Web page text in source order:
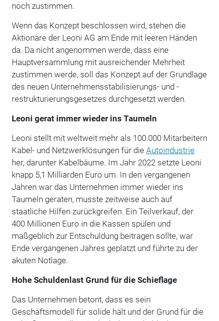
noch zustimmen.
Wenn das Konzept beschlossen wird, stehen die
Aktionäre der Leoni AG am Ende mit leeren Händen
da. Da nicht angenommen werde, dass eine
Hauptversammlung mit ausreichender Mehrheit
zustimmen werde, soll das Konzept auf der Grundlage
des neuen Unternehmensstabilisierungs- und -
restrukturierungsgesetzes durchgesetzt werden.
Leoni gerat immer wieder ins Taumeln
Leoni stellt mit weltweit mehr als 100.000 Mitarbeitern
Kabel- und Netzwerklösungen für die Autoindustrie
her, darunter Kabelbäume. Im Jahr 2022 setzte Leoni
knapp 5,1 Milliarden Euro um. In den vergangenen
Jahren war das Unternehmen immer wieder ins
Taumeln geraten, musste zeitweise auch auf
staatliche Hilfen zurückgreifen. Ein Teilverkauf, der
400 Millionen Euro in die Kassen spülen und
maßgeblich zur Entschuldung beitragen sollte, war
Ende vergangenen Jahres geplatzt und führte zu der
akuten Notlage.
Hohe Schuldenlast Grund für die Schieflage
Das Unternehmen betont, dass es sein
Geschäftsmodell für solide hält und der Grund für die